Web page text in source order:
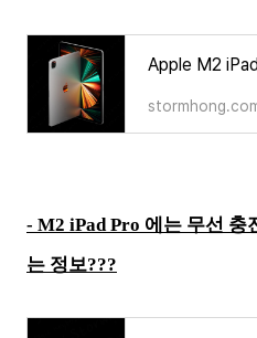
- M2 iPad Pro 에는 무선 충
는 정보???